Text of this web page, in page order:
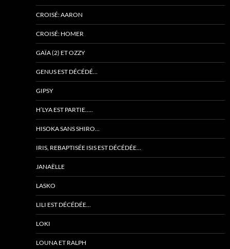
CROISÉ: AARON
CROISÉ: HOMER
GAÏA (2) ET OZZY
GENUS EST DÉCÉDÉ…
GIPSY
H’LYA EST PARTIE…..
HISOKA SANS SHIRO…
IRIS, REBAPTISÉE ISIS EST DÉCÉDÉE…
JANAËLLE
LASKO
LILI EST DÉCÉDÉE…
LOKI
LOUNA ET RALPH